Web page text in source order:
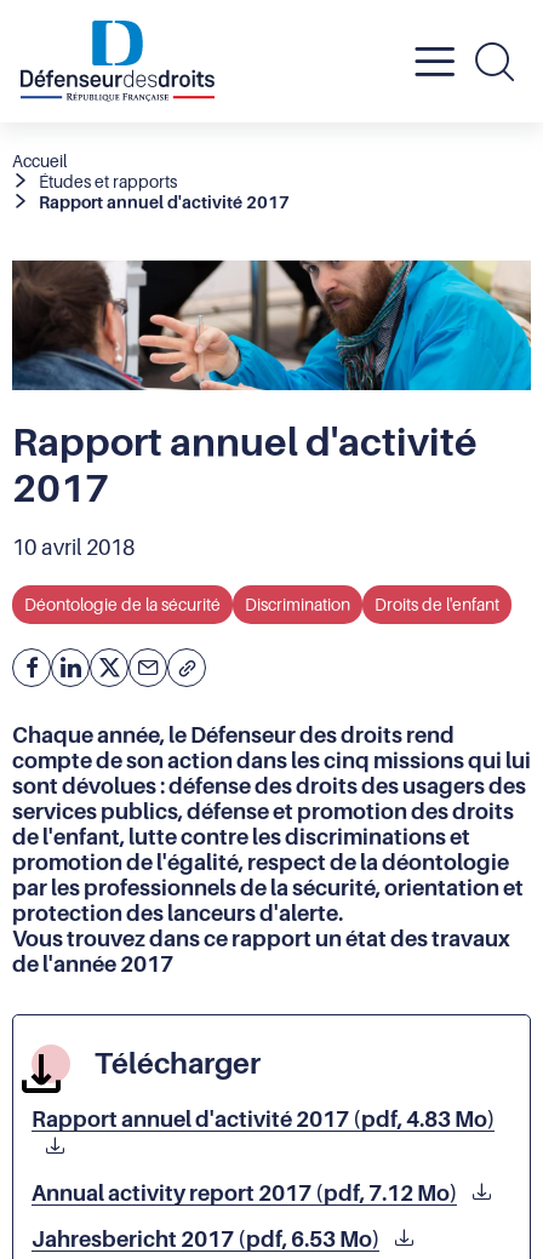
Fil
d'Ariane
Accueil
Études et rapports
Rapport annuel d'activité 2017
Rapport annuel d'activité
2017
10 avril 2018
Déontologie de la sécurité Discrimination Droits de l'enfant
Facebook
Partager
Linkedin
Partager
X
Courriel
Copier
de
la
page
(URL)
dans
le
presse-
papier
Chaque année, le Défenseur des droits rend
compte de son action dans les cinq missions qui lui
sont dévolues : défense des droits des usagers des
services publics, défense et promotion des droits
de l'enfant, lutte contre les discriminations et
promotion de l'égalité, respect de la déontologie
par les professionnels de la sécurité, orientation et
protection des lanceurs d'alerte.
Vous trouvez dans ce rapport un état des travaux
de l'année 2017
Télécharger
Rapport annuel d'activité 2017 (pdf, 4.83 Mo)
Annual activity report 2017 (pdf, 7.12 Mo)
Jahresbericht 2017 (pdf, 6.53 Mo)